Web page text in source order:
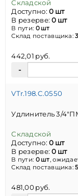
Складской
Доступно:0 шт
В резерве:0 шт
В пути: 0 шт
Склад поставщика:
442,01 руб.
VTr.198.C.0550
Удлинитель 3/
Складской
Доступно:0 шт
В резерве:0 шт
В пути: 0 шт,
Склад поставщика:
481,00 руб.